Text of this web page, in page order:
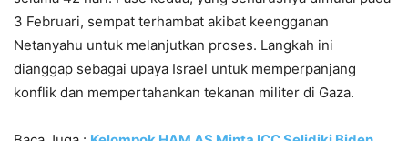
3 Februari, sempat terhambat akibat keengganan
Netanyahu untuk melanjutkan proses. Langkah ini
dianggap sebagai upaya Israel untuk memperpanjang
konflik dan mempertahankan tekanan militer di Gaza.